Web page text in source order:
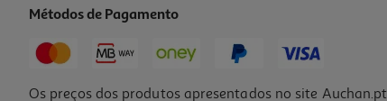
Métodos de Pagamento
Os preços dos produtos apresentados no site